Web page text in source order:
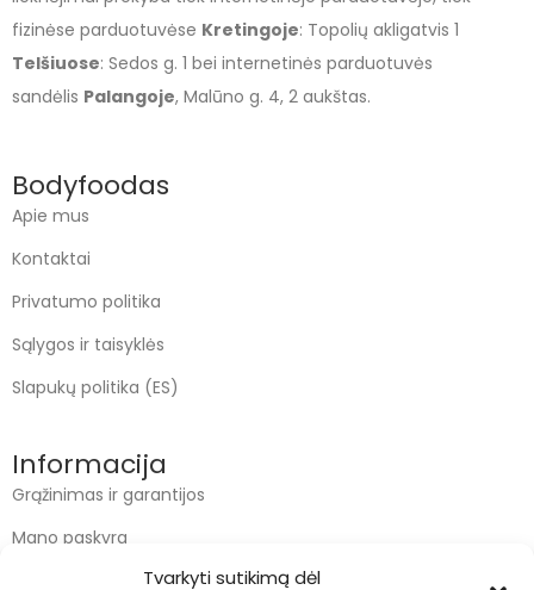
Tvarkyti sutikimą dėl
fizinėse parduotuvėse Kretingoje: Topolių akligatvis 1
Telšiuose: Sedos g. 1 bei internetinės parduotuvės
sandėlis Palangoje, Malūno g. 4, 2 aukštas.
Bodyfoodas
Apie mus
Kontaktai
Privatumo politika
Sąlygos ir taisyklės
Slapukų politika (ES)
Informacija
Grąžinimas ir garantijos
Mano paskyra